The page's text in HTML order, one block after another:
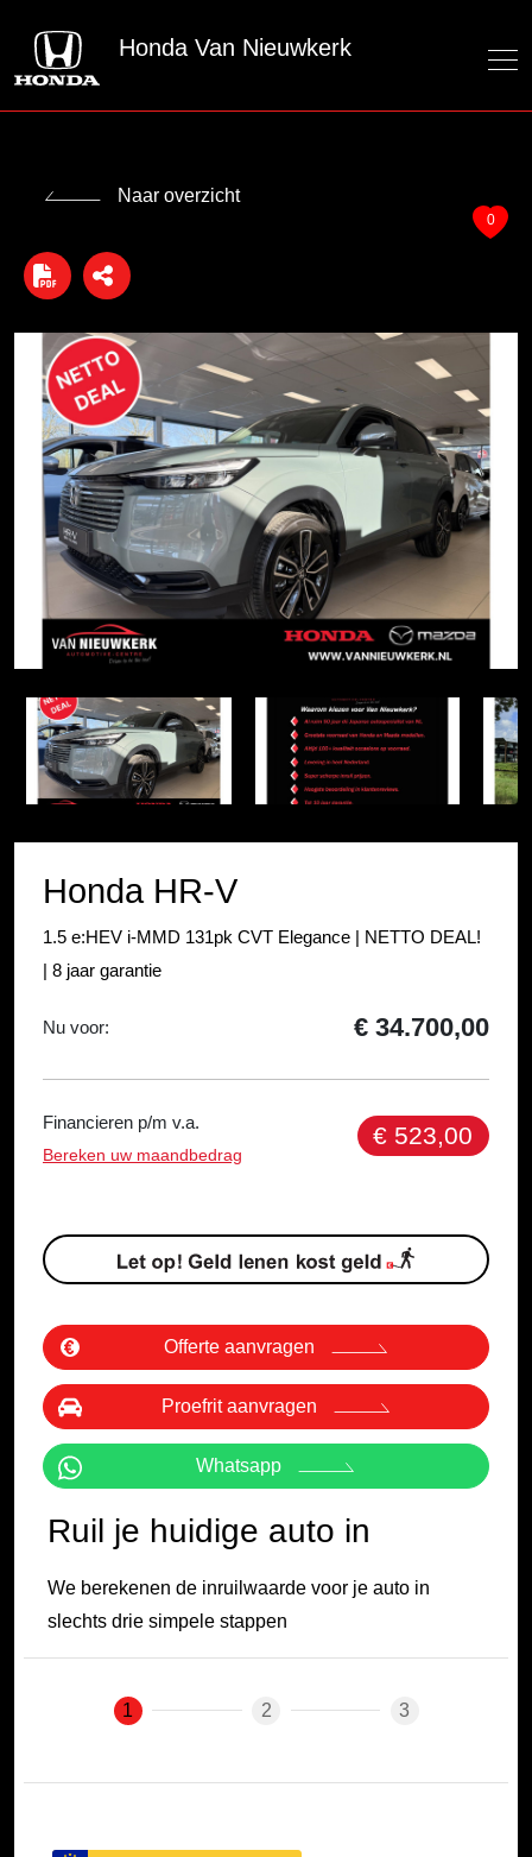
Honda Van Nieuwkerk
Naar overzicht
Item
Item
Honda HR-V
1.5 e:HEV i-MMD 131pk CVT Elegance | NETTO DEAL!
| 8 jaar garantie
Nu voor: € 34.700,00
Financieren p/m v.a. € 523,00
Bereken uw maandbedrag
Offerte aanvragen
Proefrit aanvragen
Whatsapp
0